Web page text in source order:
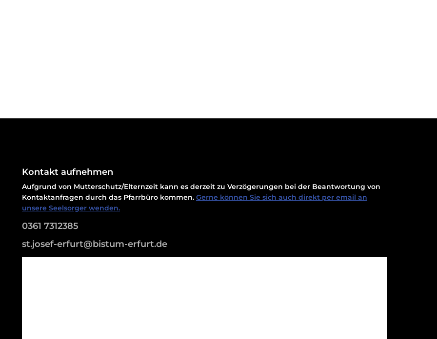
Kontakt aufnehmen
Aufgrund von Mutterschutz/Elternzeit kann es derzeit zu Verzögerungen bei der Beantwortung von
Kontaktanfragen durch das Pfarrbüro kommen. Gerne können Sie sich auch direkt per email an
unsere Seelsorger wenden.
0361 7312385
st.josef-erfurt@bistum-erfurt.de